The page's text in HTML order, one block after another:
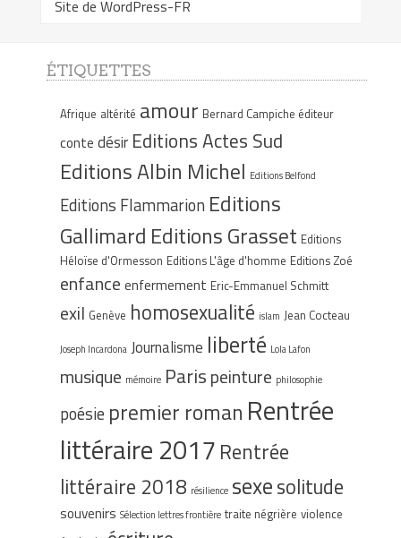
Site de WordPress-FR
ÉTIQUETTES
Afrique altérité amour Bernard Campiche éditeur
conte désir Editions Actes Sud
Editions Albin Michel Editions Belfond
Editions Flammarion Editions
Gallimard Editions Grasset Editions
Héloïse d'Ormesson Editions L'âge d'homme Editions Zoé
enfance enfermement Eric-Emmanuel Schmitt
exil Genève homosexualité islam Jean Cocteau
Joseph Incardona Journalisme liberté Lola Lafon
musique mémoire Parispeinture philosophie
poésie premier roman Rentrée
littéraire 2017 Rentrée
littéraire 2018 résilience sexesolitude
souvenirs Sélection lettres frontière traite négrière violence